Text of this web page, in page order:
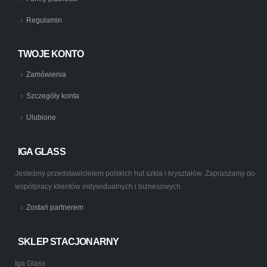
Regulamin
TWOJE KONTO
Zamówienia
Szczegóły konta
Ulubione
IGA GLASS
Jesteśmy przedstawicielem polskich hut szkła i kryształów. Zapraszamy do
współpracy klientów indywidualnych i biznesowych.
Zostań partnerem
SKLEP STACJONARNY
Iga Glass